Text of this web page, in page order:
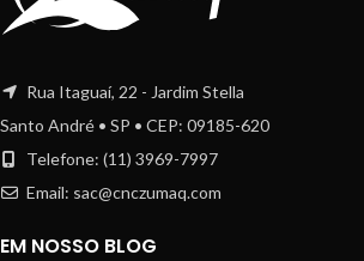
Rua Itaguaí, 22 - Jardim Stella
Santo André • SP • CEP: 09185-620
Telefone: (11) 3969-7997
Email: sac@cnczumaq.com
EM NOSSO BLOG